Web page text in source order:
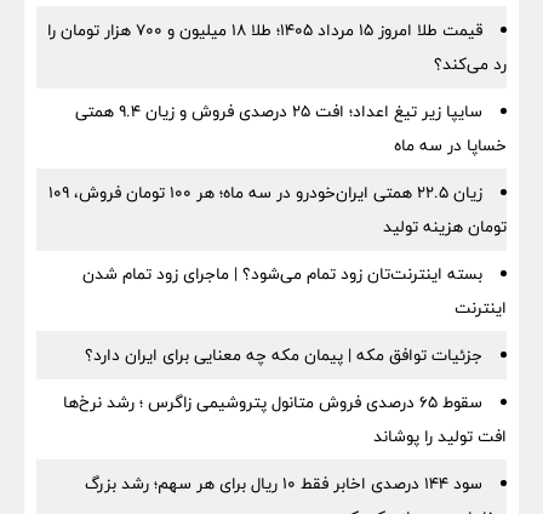
قیمت طلا امروز ۱۵ مرداد ۱۴۰۵؛ طلا ۱۸ میلیون و ۷۰۰ هزار تومان را
رد می‌کند؟
سایپا زیر تیغ اعداد؛ افت ۲۵ درصدی فروش و زیان ۹.۴ همتی
خساپا در سه ماه
زیان ۲۲.۵ همتی ایران‌خودرو در سه ماه؛ هر ۱۰۰ تومان فروش، ۱۰۹
تومان هزینه تولید
بسته اینترنت‌تان زود تمام می‌شود؟ | ماجرای زود تمام شدن
اینترنت
جزئیات توافق مکه | پیمان مکه چه معنایی برای ایران دارد؟
سقوط ۶۵ درصدی فروش متانول پتروشیمی زاگرس ؛ رشد نرخ‌ها
افت تولید را پوشاند
سود ۱۴۴ درصدی اخابر فقط ۱۰ ریال برای هر سهم؛ رشد بزرگ